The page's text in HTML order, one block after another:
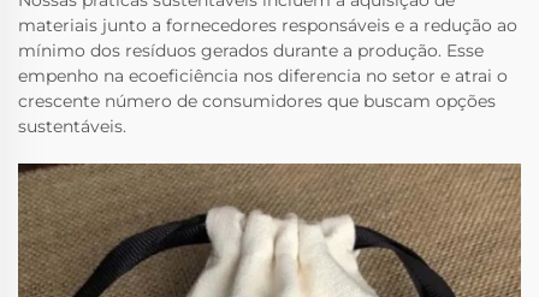
materiais junto a fornecedores responsáveis e a redução ao
mínimo dos resíduos gerados durante a produção. Esse
empenho na ecoeficiência nos diferencia no setor e atrai o
crescente número de consumidores que buscam opções
sustentáveis.